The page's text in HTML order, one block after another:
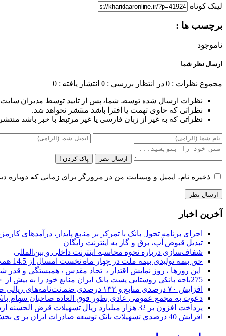
لینک کوتاه
برچسب ها :
ناموجود
ارسال نظر شما
مجموع نظرات : 0 در انتظار بررسی : 0 انتشار یافته : 0
نظرات ارسال شده توسط شما، پس از تایید توسط مدیران
نظراتی که حاوی تهمت یا افترا باشد منتشر نخواهد شد.
نظراتی که به غیر از زبان فارسی یا غیر مرتبط با خبر باشد
ارسال نظر پاک کردن !
ذخیره نام، ایمیل و وبسایت من در مرورگر برای زمانی که دوباره
آخرین اخبار
اجرای برنامه تحول بانک با تمرکز بر منابع پایدار، درآمدهای
تبدیل قبوض آب، برق و گاز به اینترنت رایگان
شفاف‌سازی درباره نحوه محاسبه اینترنت داخلی و بین‌المللی
حق بیمه تولیدی بیمه ملت در چهار ماه نخست امسال از 14.5 همت گذشت
این روزها ، روز نمایش اقتدار ، اتحاد مقدس ، همبستگی و
275باجه بانکی روستایی پست بانک ایران منابع خود را به بیش از ۱۰۰ میلیارد ریال افزایش دادند
افزایش ۷۰ درصدی منابع و ۱۳۲ درصدی ضمانت‌نامه‌های ریالی صادره پست بانک ایران در چهارماهه اول سال 1405
دعوت به مجمع عمومی عادی بطور فوق العاده صاحبان سهام
پرداخت افزون بر 32 هزار میلیارد ریال تسهیلات قرض الحسنه ازدواج و فرزندآوری توسط بانک کشاورزی
افزایش 40 درصدی تسهیلات بانک توسعه صادرات ایران برای بخش های تولید، صادرات و دانش بنیان ها